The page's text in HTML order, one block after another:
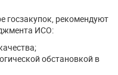
госзакупок, рекомендуют
ИСО:
обстановкой в